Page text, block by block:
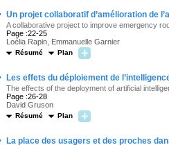
Un projet collaboratif d’amélioration de
A collaborative project to improve emergency
Page :22-25
Loélia Rapin, Emmanuelle Garnier
Résumé Plan
Les effets du déploiement de
The effects of the deployment of artificial
Page :26-28
David Gruson
Résumé Plan
La place des usagers et des proches